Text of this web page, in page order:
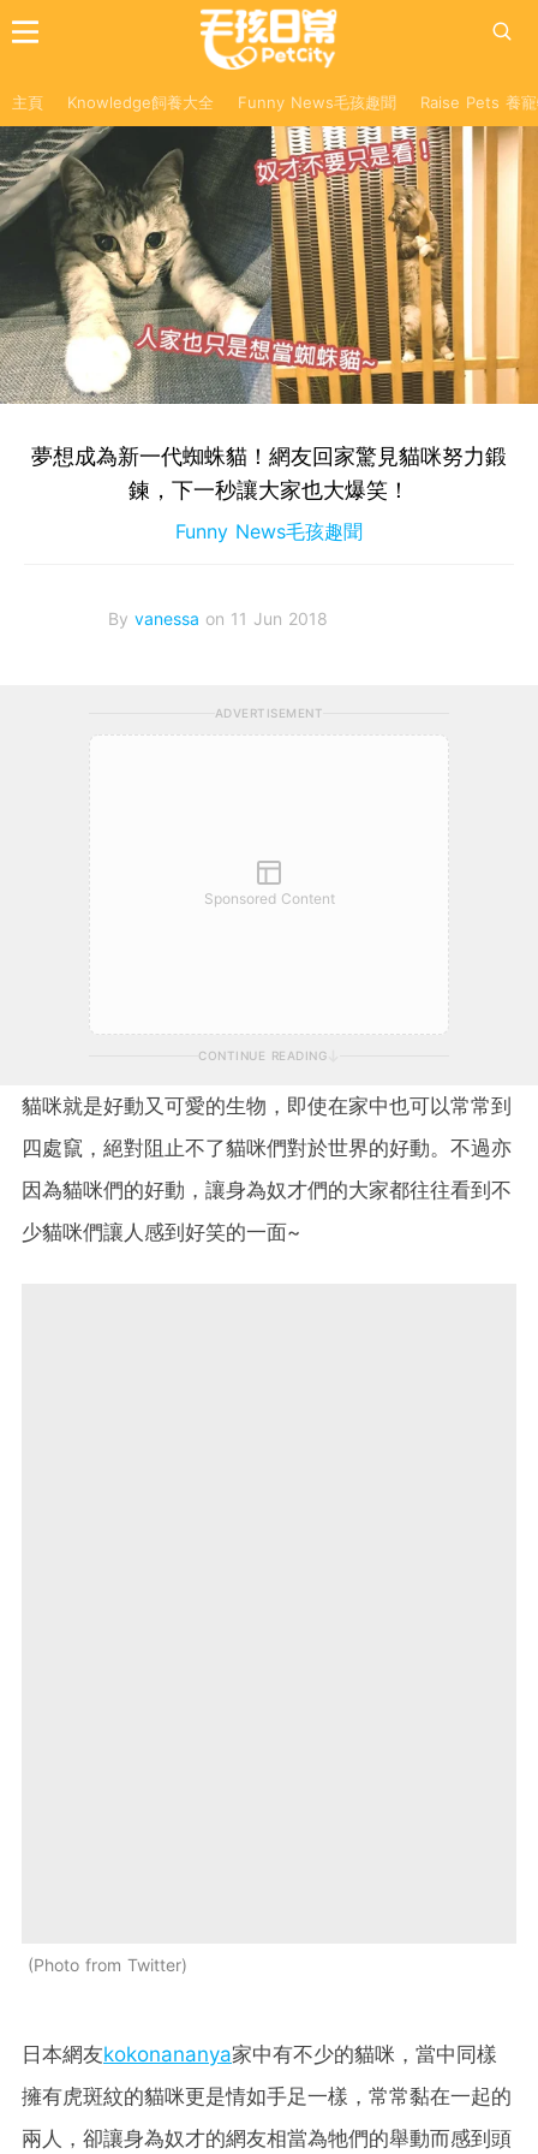
主頁 Knowledge飼養大全 Funny News毛孩趣聞 Raise Pets 養
夢想成為新一代蜘蛛貓！網友回家驚見貓咪努力鍛
鍊，下一秒讓大家也大爆笑！
Funny News毛孩趣聞
By vanessa on 11 Jun 2018
ADVERTISEMENT
Sponsored Content
CONTINUE READING
貓咪就是好動又可愛的生物，即使在家中也可以常常到
四處竄，絕對阻止不了貓咪們對於世界的好動。不過亦
因為貓咪們的好動，讓身為奴才們的大家都往往看到不
少貓咪們讓人感到好笑的一面~
Photo from Twitter
日本網友kokonananya家中有不少的貓咪，當中同樣
擁有虎斑紋的貓咪更是情如手足一樣，常常黏在一起的
兩人，卻讓身為奴才的網友相當為牠們的舉動而感到頭